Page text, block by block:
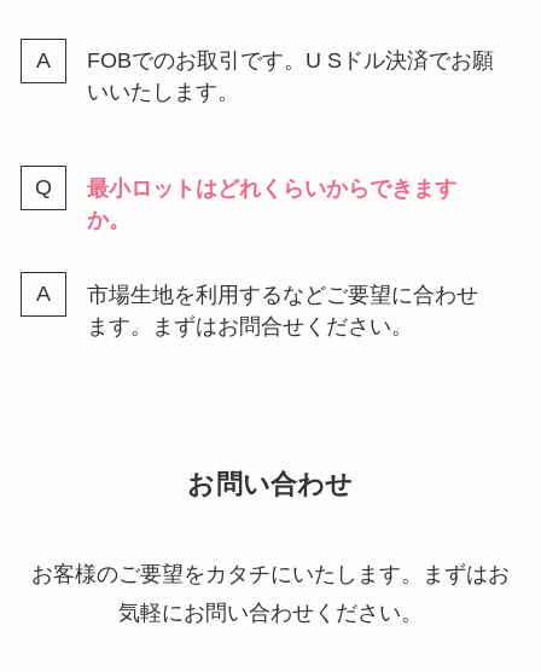
FOBでのお取引です。U Sドル決済でお願
いいたします。
最小ロットはどれくらいからできます
か。
市場生地を利用するなどご要望に合わせ
ます。まずはお問合せください。
お問い合わせ
お客様のご要望をカタチにいたします。まずはお
気軽にお問い合わせください。